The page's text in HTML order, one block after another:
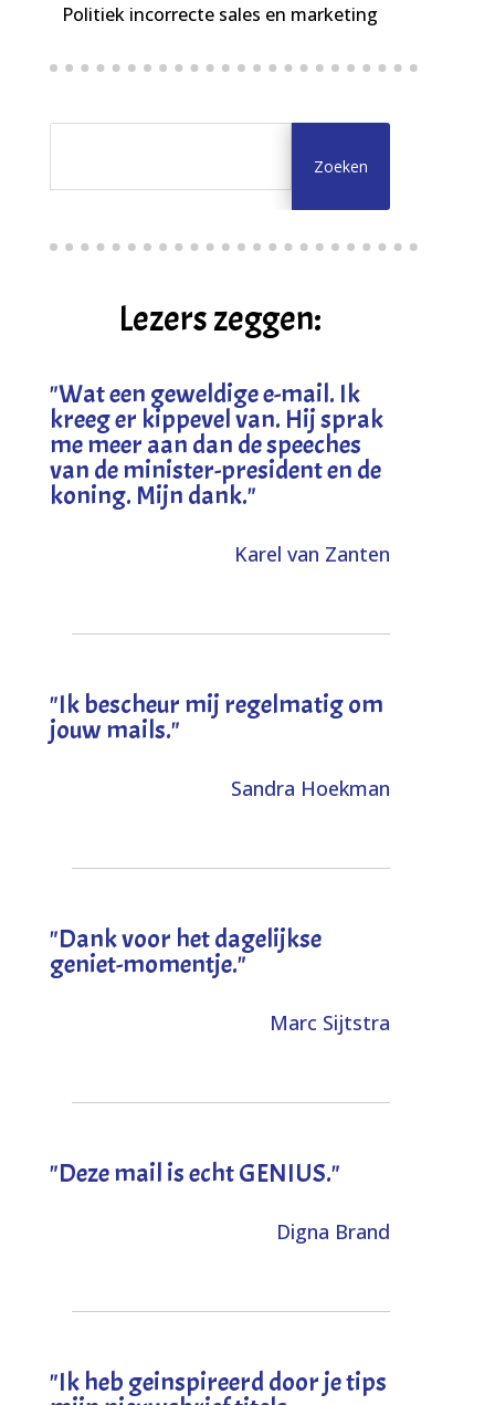
Politiek incorrecte sales en marketing
Lezers zeggen:
"Wat een geweldige e-mail. Ik
kreeg er kippevel van. Hij sprak
me meer aan dan de speeches
van de minister-president en de
koning. Mijn dank."
Karel van Zanten
"Ik bescheur mij regelmatig om
jouw mails."
Sandra Hoekman
"Dank voor het dagelijkse
geniet-momentje."
Marc Sijtstra
"Deze mail is echt GENIUS."
Digna Brand
"Ik heb geinspireerd door je tips